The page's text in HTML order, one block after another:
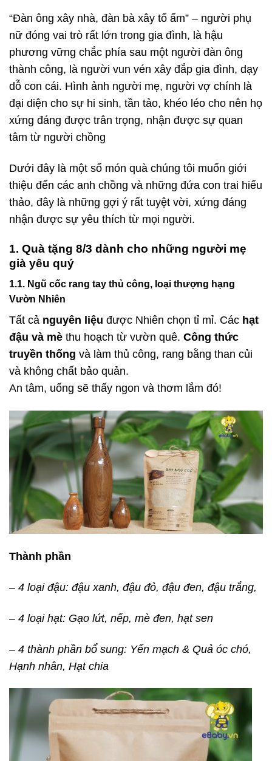
“Đàn ông xây nhà, đàn bà xây tổ ấm” – người phụ
nữ đóng vai trò rất lớn trong gia đình, là hậu
phương vững chắc phía sau một người đàn ông
thành công, là người vun vén xây đắp gia đình, dạy
dỗ con cái. Hình ảnh người mẹ, người vợ chính là
đại diện cho sự hi sinh, tần tảo, khéo léo cho nên họ
xứng đáng được trân trọng, nhận được sự quan
tâm từ người chồng
Dưới đây là một số món quà chúng tôi muốn giới
thiệu đến các anh chồng và những đứa con trai hiếu
thảo, đây là những gợi ý rất tuyệt vời, xứng đáng
nhận được sự yêu thích từ mọi người.
1. Quà tặng 8/3 dành cho những người mẹ
già yêu quý
1.1. Ngũ cốc rang tay thủ công, loại thượng hạng
Vườn Nhiên
Tất cả nguyên liệu được Nhiên chọn tỉ mỉ. Các hạt
đậu và mè thu hoạch từ vườn quê. Công thức
truyền thống và làm thủ công, rang bằng than củi
và không chất bảo quản.
An tâm, uống sẽ thấy ngon và thơm lắm đó!
Thành phần
– 4 loại đậu: đậu xanh, đậu đỏ, đậu đen, đậu trắng,
– 4 loại hạt: Gạo lứt, nếp, mè đen, hạt sen
– 4 thành phần bổ sung: Yến mạch & Quả óc chó,
Hạnh nhân, Hạt chia